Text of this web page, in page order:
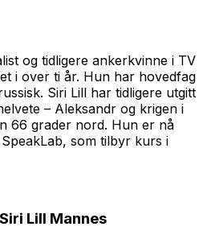
og tidligere ankerkvinne i TV
i over ti år. Hun har hovedfag
Siri Lill har tidligere utgitt
– Aleksandr og krigen i
66 grader nord. Hun er nå
som tilbyr kurs i
Lill Mannes